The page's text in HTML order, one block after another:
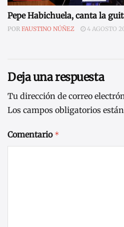
Pepe Habichuela, canta la
POR FAUSTINO NÚÑEZ 4 AGOSTO
Deja una respuesta
Tu dirección de correo
Los campos obligatorios
Comentario *